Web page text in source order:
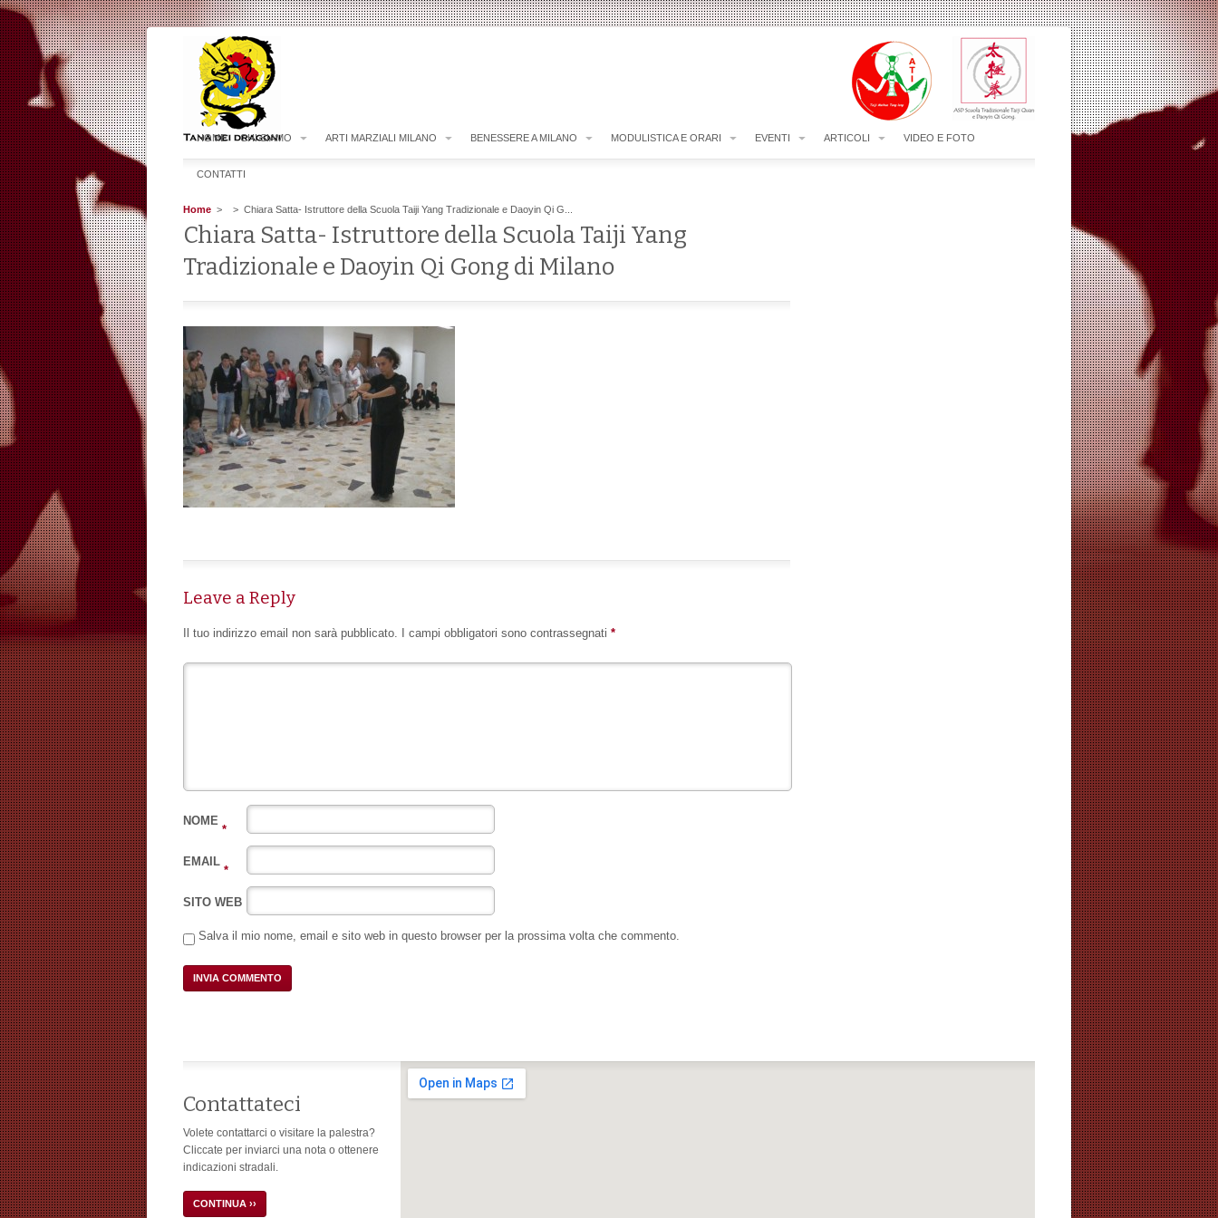
HOME CHI SIAMO ARTI MARZIALI MILANO BENESSERE A MILANO MODULISTICA E ORARI EVENTI ARTICOLI VIDEO E FOTO
CONTATTI
Home > > Chiara Satta- Istruttore della Scuola Taiji Yang Tradizionale e Daoyin Qi G...
Chiara Satta- Istruttore della Scuola Taiji Yang
Tradizionale e Daoyin Qi Gong di Milano
Leave a Reply
Il tuo indirizzo email non sarà pubblicato. I campi obbligatori sono contrassegnati *
NOME
*
EMAIL
*
SITO WEB
Salva il mio nome, email e sito web in questo browser per la prossima volta che commento.
Contattateci
Volete contattarci o visitare la palestra?
Cliccate per inviarci una nota o ottenere
indicazioni stradali.
CONTINUA ››